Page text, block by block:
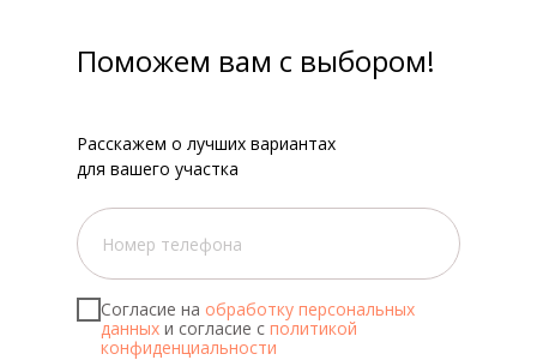
Согласие на обработку персональных
данных и согласие с политикой
конфиденциальности
Поможем вам с выбором!
Расскажем о лучших вариантах
для вашего участка